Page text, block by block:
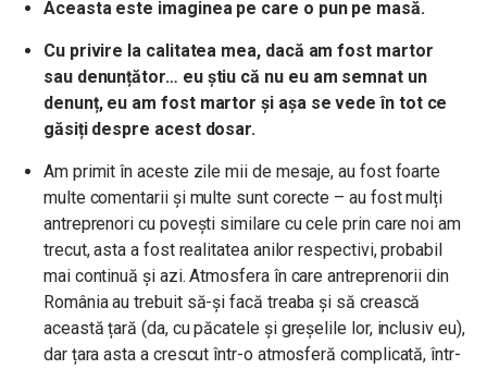
Aceasta este imaginea pe care o pun pe masă.
Cu privire la calitatea mea, dacă am fost martor
sau denunțător… eu știu că nu eu am semnat un
denunț, eu am fost martor și așa se vede în tot ce
găsiți despre acest dosar.
Am primit în aceste zile mii de mesaje, au fost foarte
multe comentarii și multe sunt corecte – au fost mulți
antreprenori cu povești similare cu cele prin care noi am
trecut, asta a fost realitatea anilor respectivi, probabil
mai continuă și azi. Atmosfera în care antreprenorii din
România au trebuit să-și facă treaba și să crească
această țară (da, cu păcatele și greșelile lor, inclusiv eu),
dar țara asta a crescut într-o atmosferă complicată, într-